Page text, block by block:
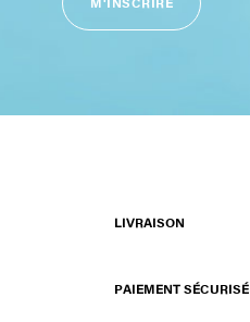
LIVRAISON
PAIEMENT SÉCURISÉ